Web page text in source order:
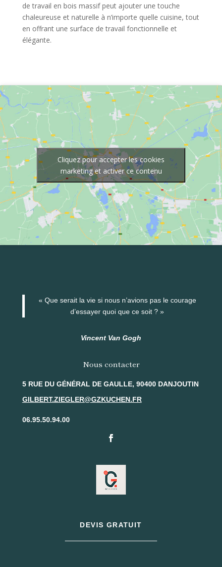
de travail en bois massif peut ajouter une touche
chaleureuse et naturelle à n’importe quelle cuisine, tout
en offrant une surface de travail fonctionnelle et
élégante.
Cliquez pour accepter les cookies
marketing et activer ce contenu
« Que serait la vie si nous n’avions pas le courage
d’essayer quoi que ce soit ? »
Vincent Van Gogh
Nous contacter
5 RUE DU GÉNÉRAL DE GAULLE, 90400 DANJOUTIN
GILBERT.ZIEGLER@GZKUCHEN.FR
06.95.50.94.00
DEVIS GRATUIT